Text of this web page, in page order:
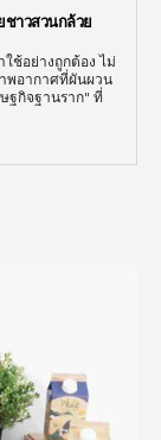
ชาวสวนกล้วย
ช้อย่างถูกต้อง ไม่
พอากาศที่ผันผวน
ฐกิจฐานราก" ที่